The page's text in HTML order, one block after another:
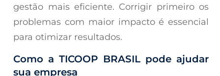
gestão mais eficiente. Corrigir primeiro os
problemas com maior impacto é essencial
para otimizar resultados.
Como a TICOOP BRASIL pode ajudar
sua empresa